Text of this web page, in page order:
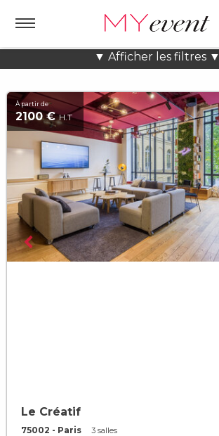
▼ Afficher les filtres ▼
Salles de réunion à Paris
À partir de
2100 €H.T
Le Créatif
75002 - Paris 3 salles